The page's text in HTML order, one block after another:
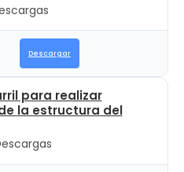
Descargar
para realizar
la estructura del